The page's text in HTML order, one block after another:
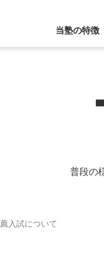
当塾の特徴
普段の
入試について